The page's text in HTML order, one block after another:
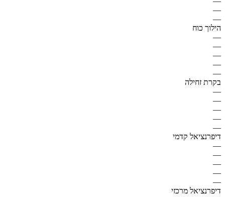
—
—
הילוך כוח
—
—
—
—
—
בקרת זחילה
—
—
—
—
—
דיפרנציאל קדמי
—
—
—
—
—
דיפרנציאל מרכזי